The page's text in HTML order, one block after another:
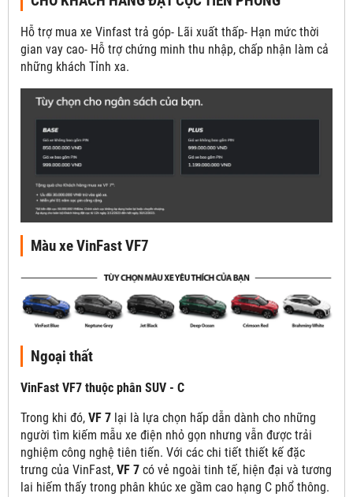
Hỗ trợ mua xe Vinfast trả góp- Lãi xuất thấp- Hạn mức thời
gian vay cao- Hỗ trợ chứng minh thu nhập, chấp nhận làm cả
những khách Tỉnh xa.
Màu xe VinFast VF7
Ngoại thất
VinFast VF7 thuộc phân SUV - C
Trong khi đó, VF 7 lại là lựa chọn hấp dẫn dành cho những
người tìm kiếm mẫu xe điện nhỏ gọn nhưng vẫn được trải
nghiệm công nghệ tiên tiến. Với các chi tiết thiết kế đặc
trưng của VinFast, VF 7 có vẻ ngoài tinh tế, hiện đại và tương
lai hiếm thấy trong phân khúc xe gầm cao hạng C phổ thông.